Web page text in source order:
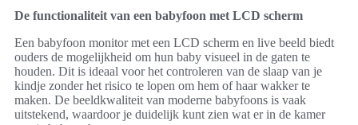
De functionaliteit van een babyfoon met LCD scherm
Een babyfoon monitor met een LCD scherm en live beeld biedt
ouders de mogelijkheid om hun baby visueel in de gaten te
houden. Dit is ideaal voor het controleren van de slaap van je
kindje zonder het risico te lopen om hem of haar wakker te
maken. De beeldkwaliteit van moderne babyfoons is vaak
uitstekend, waardoor je duidelijk kunt zien wat er in de kamer